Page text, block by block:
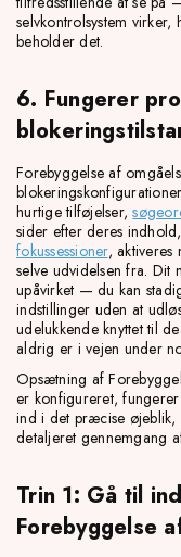
selvkontrolsystem
beholder det.
6. Fungerer
Forebyggelse af
hurtige tilføjelser,
sider efter deres
fokussessioner, aktiveres
selve udvidelsen fra.
upåvirket — du kan
indstillinger uden at
udelukkende knyttet til
aldrig er i vejen under
Opsætning af
er konfigureret,
ind i det præcise
detaljeret gennemgang
Trin 1: Gå til
Forebyggelse